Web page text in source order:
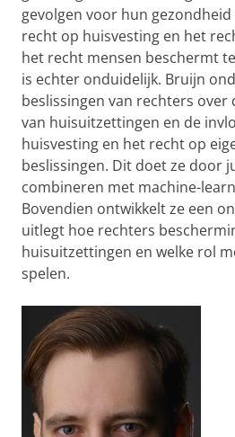
gevolgen voor hun
recht op huisvesting en het
het recht mensen beschermt
is echter onduidelijk. Bruijn
beslissingen van rechters
van huisuitzettingen en de
huisvesting en het recht op
beslissingen. Dit doet ze door
combineren met machine-
Bovendien ontwikkelt ze een
uitlegt hoe rechters
huisuitzettingen en welke rol
spelen.